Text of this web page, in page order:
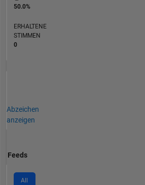
50.0%
ERHALTENE
STIMMEN
0
Abzeichen
anzeigen
Feeds
All